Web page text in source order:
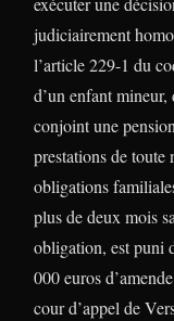
judiciairement
l’article 229-1 du
d’un enfant mineur,
conjoint une
prestations de toute
obligations
plus de deux mois
obligation, est puni
000 euros
cour d’appel de